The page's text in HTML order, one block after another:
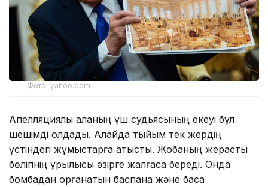
Фото: yahoo.com
Апелляциялық алқаның үш судьясының екеуі бұл
шешімді қолдады. Алайда тыйым тек жердің
үстіндегі жұмыстарға қатысты. Жобаның жерасты
бөлігінің құрылысы әзірге жалғаса береді. Онда
бомбадан қорғанатын баспана және басқа